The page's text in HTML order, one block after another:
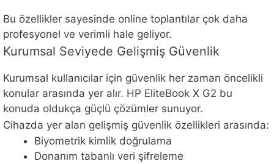
Bu özellikler sayesinde online toplantılar çok daha
profesyonel ve verimli hale geliyor.
Kurumsal Seviyede Gelişmiş Güvenlik
Kurumsal kullanıcılar için güvenlik her zaman öncelikli
konular arasında yer alır. HP EliteBook X G2 bu
konuda oldukça güçlü çözümler sunuyor.
Cihazda yer alan gelişmiş güvenlik özellikleri arasında:
Biyometrik kimlik doğrulama
Donanım tabanlı veri şifreleme